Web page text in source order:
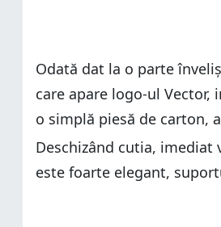
Odată dat la o parte
care apare logo-ul
o simplă piesă de carton,
Deschizând cutia,
este foarte elegant,